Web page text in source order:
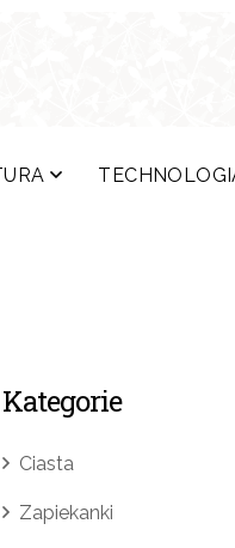
Kategorie
Ciasta
Zapiekanki